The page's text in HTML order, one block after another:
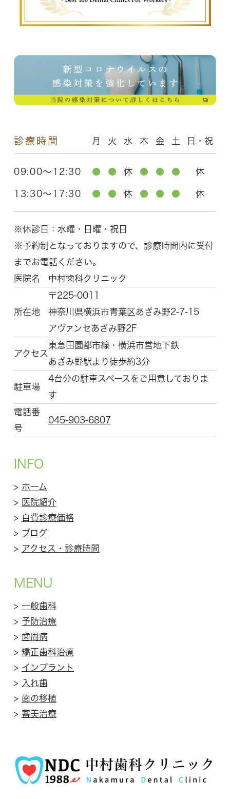
診療時間 月 火 水 木 金 土 日・祝
09:00～12:30 ● ● 休 ● ● ● 休
13:30～17:30 ● ● 休 ● ● ● 休
※休診日：水曜・日曜・祝日
※予約制となっておりますので、診療時間内に受付
までお電話ください。
医院名
中村歯科クリニック
所在地
〒225-0011
神奈川県横浜市青葉区 あざみ野2-7-15
アヴァンセあざみ野2F
アクセス
東急田園都市線・横浜市営地下鉄
あざみ野駅より徒歩約3分
駐車場
4台分の駐車スペースをご用意しておりま
す
電話番
号
045-903-6807
INFO
> ホーム
> 医院紹介
> 自費診療価格
> ブログ
> アクセス・診療時間
MENU
> 一般歯科
> 予防治療
> 歯周病
> 矯正歯科治療
> インプラント
> 入れ歯
> 歯の移植
> 審美治療